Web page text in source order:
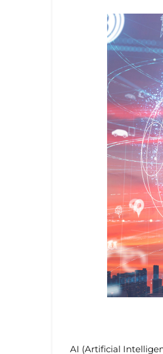
AI (Artificial